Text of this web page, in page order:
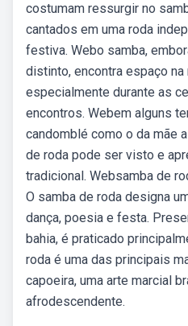
costumam ressurgir no
cantados em uma roda
festiva. Webo samba,
distinto, encontra espaço na
especialmente durante as
encontros. Webem alguns
candomblé como o da mãe
de roda pode ser visto e
tradicional. Websamba de
O samba de roda designa
dança, poesia e festa.
bahia, é praticado
roda é uma das principais
capoeira, uma arte marcial
afrodescendente.